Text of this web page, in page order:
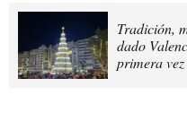
Tradición,
dado
primera